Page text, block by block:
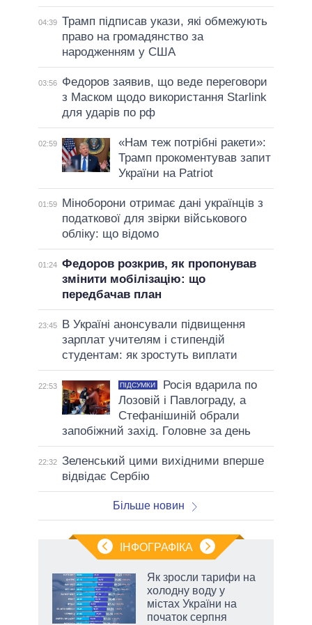
04:39 Трамп підписав укази, які обмежують
право на громадянство за
народженням у США
03:56
Федоров заявив, що веде переговори
з Маском щодо використання Starlink
для ударів по рф
02:59
«Нам теж потрібні ракети»:
Трамп прокоментував запит
України на Patriot
01:59
Міноборони отримає дані українців з
податкової для звірки військового
обліку: що відомо
01:24 Федоров розкрив, як пропонував
змінити мобілізацію: що
передбачав план
23:45
В Україні анонсували підвищення
зарплат учителям і стипендій
студентам: як зростуть виплати
22:53 ПІДСУМКИ
Росія вдарила по
Лозовій і Павлограду, а
Стефанішиній обрали
запобіжний захід. Головне за день
22:32 Зеленський цими вихідними вперше
відвідає Сербію
Більше новин
ІНФОГРАФІКА
Як зросли тарифи на
холодну воду у
містах України на
початок серпня